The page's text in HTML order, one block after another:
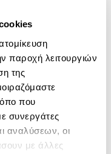
παροχή λειτουργιών
της
που
συνεργάτες
αναλύσεων, οι
με άλλες